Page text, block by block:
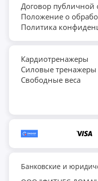
Договор публичной
Положение о
Политика
Кардиотренажеры
Силовые тренажеры
Свободные веса
Банковские и